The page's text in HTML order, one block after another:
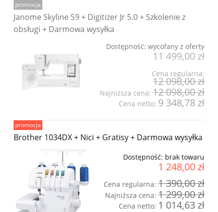
Janome Skyline S9 + Digitizer Jr 5.0 + Szkolenie z
obsługi + Darmowa wysyłka
Dostępność: wycofany z oferty
11 499,00 zł
Cena regularna:
12 098,00 zł
Najniższa cena: 12 098,00 zł
Cena netto: 9 348,78 zł
promocja
Brother 1034DX + Nici + Gratisy + Darmowa wysyłka
Dostępność: brak towaru
1 248,00 zł
Cena regularna: 1 390,00 zł
Najniższa cena: 1 299,00 zł
Cena netto: 1 014,63 zł
promocja